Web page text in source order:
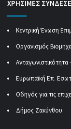
ΧΡΗΣΙΜΕΣ
Κεντρική Ένωση
Οργανισμός
Ανταγωνιστικότητα
Ευρωπαϊκή Επ.
Οδηγός για τις
Δήμος Ζακύνθου